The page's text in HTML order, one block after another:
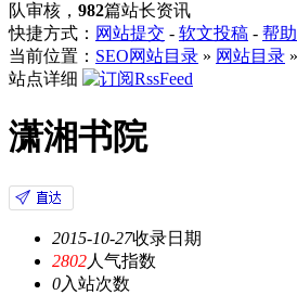
队审核， 982篇站长资讯
快捷方式： 网站提交 - 软文投稿 - 帮
当前位置： SEO网站目录 » 网站目录 »
站点详细
潇湘书院
2015-10-27收录日期
2802人气指数
0入站次数